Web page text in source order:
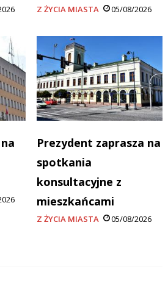
Z ŻYCIA MIASTA 05/08/2026
Prezydent zaprasza na
spotkania
konsultacyjne z
mieszkańcami
Z ŻYCIA MIASTA 05/08/2026